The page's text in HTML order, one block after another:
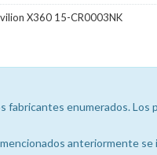
X360 15-CR0003NK
fabricantes enumerados.
anteriormente